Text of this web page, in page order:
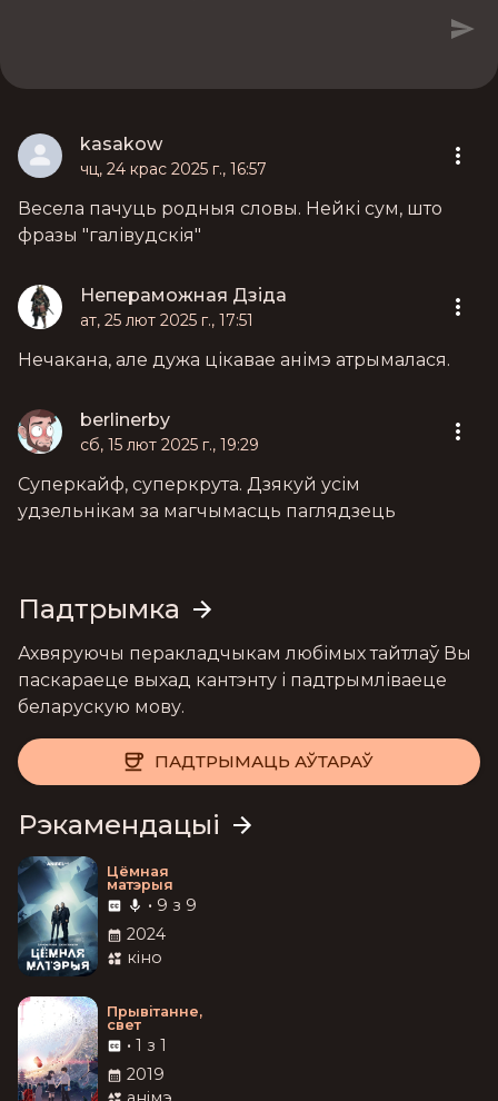
kasakow
чц, 24 крас 2025 г., 16:57
Весела пачуць родныя словы. Нейкі сум, што
фразы "галівудскія"
Непераможная Дзіда
ат, 25 лют 2025 г., 17:51
Нечакана, але дужа цікавае анімэ атрымалася.
berlinerby
сб, 15 лют 2025 г., 19:29
Суперкайф, суперкрута. Дзякуй усім
удзельнікам за магчымасць паглядзець
Падтрымка
Ахвяруючы перакладчыкам любімых тайтлаў Вы
паскараеце выхад кантэнту і падтрымліваеце
беларускую мову.
ПАДТРЫМАЦЬ АЎТАРАЎ
Рэкамендацыі
Цёмная
матэрыя
• 9 з 9
2024
кіно
Прывітанне,
свет
• 1 з 1
2019